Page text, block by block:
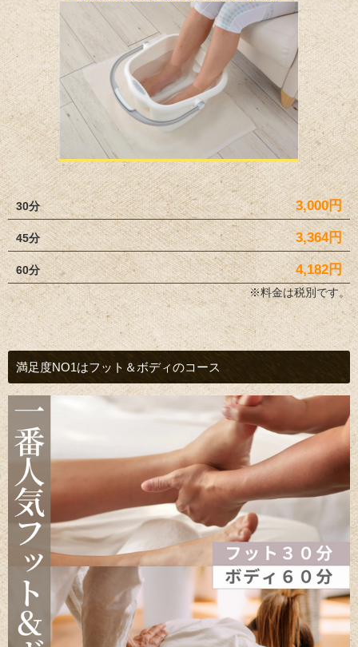
30分 3,000円
45分 3,364円
60分 4,182円
※料金は税別です。
満足度NO1はフット＆ボディのコース